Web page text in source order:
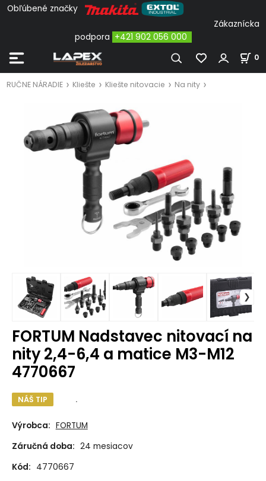
Obľúbené značky
Zákaznícka
podpora +421 902 056 000
0
RUČNE NÁRADIE Kliešte Kliešte nitovacie Na nity
FORTUM Nadstavec nitovací na
nity 2,4-6,4 a matice M3-M12
4770667
NÁŠ TIP .
Výrobca: FORTUM
Záručná doba: 24 mesiacov
Kód: 4770667